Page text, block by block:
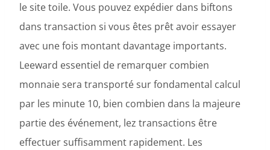
le site toile. Vous pouvez expédier dans biftons
dans transaction si vous êtes prêt avoir essayer
avec une fois montant davantage importants.
Leeward essentiel de remarquer combien
monnaie sera transporté sur fondamental calcul
par les minute 10, bien combien dans la majeure
partie des événement, lez transactions être
effectuer suffisamment rapidement. Les